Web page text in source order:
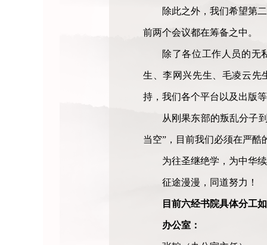
除此之外，我们希望第
前两个会议都在筹备之中。
除了各位工作人员的无
生、李网兴先生、毛凌云先
持，我们各个平台以及出版
从刚果东部的叛乱分子
当空”，目前我们必须在严
为往圣继绝学，为中华
征途漫漫，同道努力！
目前六经书院具体分工
办公室：